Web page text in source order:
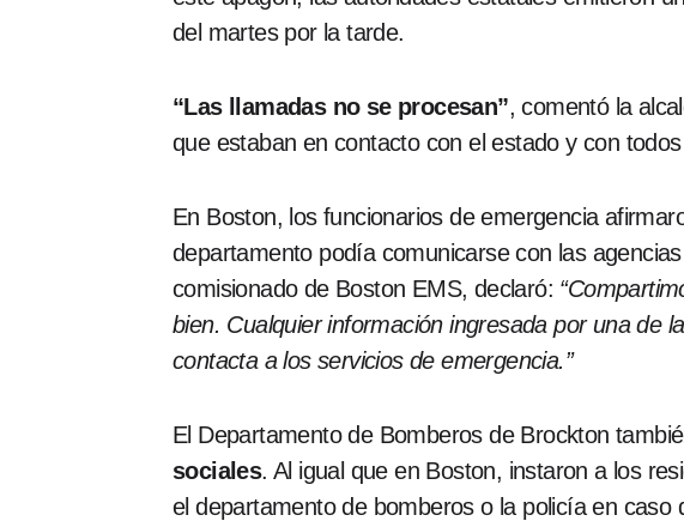
del martes por la tarde.
“Las llamadas no se procesan”, comentó la
que estaban en contacto con el estado y con
En Boston, los funcionarios de emergencia
departamento podía comunicarse con las
comisionado de Boston EMS, declaró:
bien. Cualquier información ingresada por una de
contacta a los servicios de emergencia.”
El Departamento de Bomberos de Brockton
sociales. Al igual que en Boston, instaron a los
el departamento de bomberos o la policía en caso